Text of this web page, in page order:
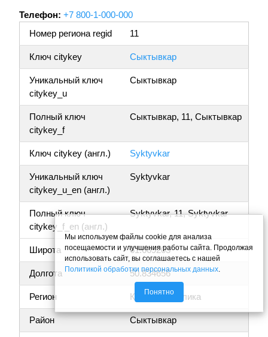
Телефон: +7 800-1-000-000
Номер региона regid
11
Ключ citykey Сыктывкар
Уникальный ключ
citykey_u
Сыктывкар
Полный ключ
citykey_f
Сыктывкар, 11, Сыктывкар
Ключ citykey (англ.) Syktyvkar
Уникальный ключ
citykey_u_en (англ.)
Syktyvkar
Полный ключ
citykey_f_en (англ.)
Syktyvkar, 11, Syktyvkar
Широта 61.669203
Долгота 50.834656
Регион Коми республика
Район Сыктывкар
Мы используем файлы cookie для анализа
посещаемости и улучшения работы сайта. Продолжая
использовать сайт, вы соглашаетесь с нашей
Политикой обработки персональных данных
Понятно